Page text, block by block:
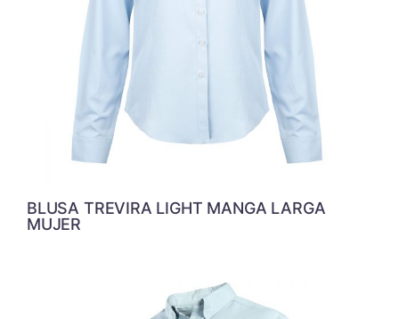
BLUSA TREVIRA LIGHT MANGA LARGA
MUJER